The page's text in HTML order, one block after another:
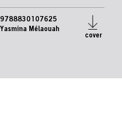
9788830107625
Yasmina Mélaouah
cover